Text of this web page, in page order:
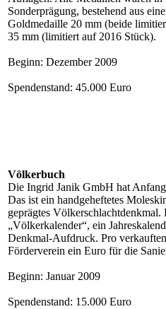
Sonderprägung, bestehend aus
Goldmedaille 20 mm (beide
35 mm (limitiert auf 2016 Stück).
Beginn: Dezember 2009
Spendenstand: 45.000 Euro
Völkerbuch
Die Ingrid Janik GmbH hat
Das ist ein handgeheftetes
geprägtes
„Völkerkalender“, ein
Denkmal-Aufdruck. Pro
Förderverein ein Euro für die
Beginn: Januar 2009
Spendenstand: 15.000 Euro